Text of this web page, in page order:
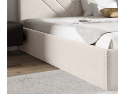
Set mobilier Living
Seturi masa +scaune dining
Tabureti
Seturi dormitoare complete
Suporturi saltea/Somiere/Gratii
pentru pat